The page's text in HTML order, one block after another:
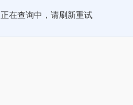
正在查询中，请刷新重试